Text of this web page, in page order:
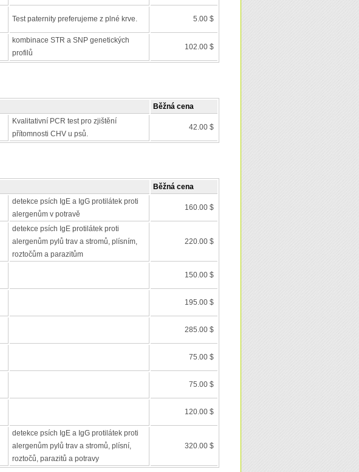
Test paternity preferujeme z plné krve. 5.00 $
kombinace STR a SNP genetických
profilů
102.00 $
Běžná cena
Kvalitativní PCR test pro zjištění
přítomnosti CHV u psů.
42.00 $
Běžná cena
detekce psích IgE a IgG protilátek proti
alergenům v potravě
160.00 $
detekce psích IgE protilátek proti
alergenům pylů trav a stromů, plísním,
roztočům a parazitům
220.00 $
150.00 $
195.00 $
285.00 $
75.00 $
75.00 $
120.00 $
detekce psích IgE a IgG protilátek proti
alergenům pylů trav a stromů, plísní,
roztočů, parazitů a potravy
320.00 $